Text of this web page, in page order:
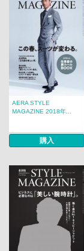
AERA STYLE
MAGAZINE 2018年...
購入